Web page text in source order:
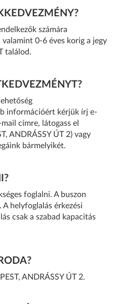
számára
0-6 éves korig a jegy
találod.
információért kérjük írj e-
címre, látogass el
ANDRÁSSY ÚT 2) vagy
bármelyikét.
foglalni. A buszon
helyfoglalás érkezési
csak a szabad kapacitás
ANDRÁSSY ÚT 2.